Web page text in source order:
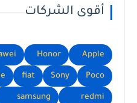
أقوى الشركات
Apple
Honor
Poco
Sony
fiat
redmi
samsung